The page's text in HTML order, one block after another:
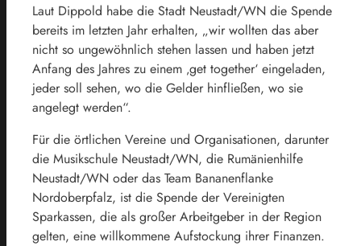
Laut Dippold habe die Stadt Neustadt/WN die Spende
bereits im letzten Jahr erhalten, „wir wollten das aber
nicht so ungewöhnlich stehen lassen und haben jetzt
Anfang des Jahres zu einem ‚get together‘ eingeladen,
jeder soll sehen, wo die Gelder hinfließen, wo sie
angelegt werden“.
Für die örtlichen Vereine und Organisationen, darunter
die Musikschule Neustadt/WN, die Rumänienhilfe
Neustadt/WN oder das Team Bananenflanke
Nordoberpfalz, ist die Spende der Vereinigten
Sparkassen, die als großer Arbeitgeber in der Region
gelten, eine willkommene Aufstockung ihrer Finanzen.